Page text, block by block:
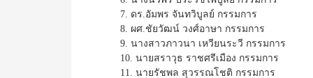
7. ดร.อัมพร จันทวิบูลย์ กรรมการ
8. ผศ.ชัยวัฒน์ วงศ์อาษา กรรมการ
9. นางสาวภาวนา เหวียนระวี กรรมการ
10. นายสราวุธ ราชศรีเมือง กรรมการ
11. นายรัชพล สุวรรณโชติ กรรมการ